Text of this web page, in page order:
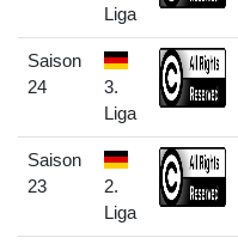
Liga
Saison
24
3.
Liga
Saison
23
2.
Liga